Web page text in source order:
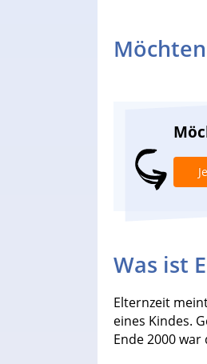
Was ist
Elternzeit
eines Kindes.
Ende 2000